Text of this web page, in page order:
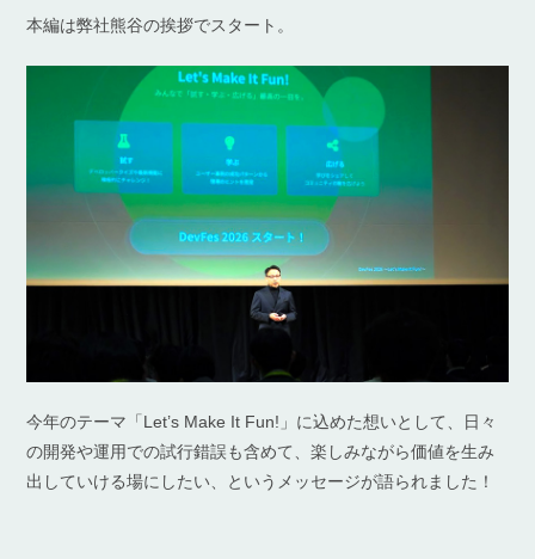
本編は弊社熊谷の挨拶でスタート。
今年のテーマ「Let’s Make It Fun!」に込めた想いとして、日々
の開発や運用での試行錯誤も含めて、楽しみながら価値を生み
出していける場にしたい、というメッセージが語られました！